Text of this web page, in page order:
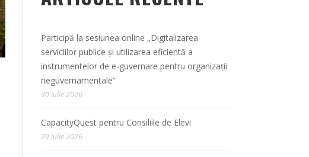
Participă la sesiunea online „Digitalizarea
serviciilor publice și utilizarea eficientă a
instrumentelor de e-guvernare pentru organizații
neguvernamentale”
30 iulie 2026
CapacityQuest pentru Consiliile de Elevi
29 iulie 2026